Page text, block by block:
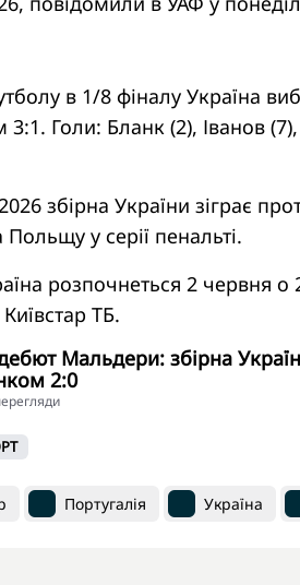
в 1/8 фіналу Україна
3:1. Голи: Бланк (2), Іванов
збірна України зіграє
у серії пенальті.
розпочнеться 2 червня о
ТБ.
Мальдери: збірна
2:0
Португалія Україна